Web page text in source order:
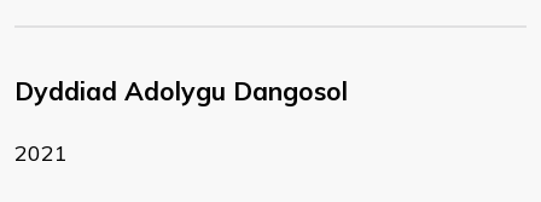
Dyddiad Adolygu Dangosol
2021